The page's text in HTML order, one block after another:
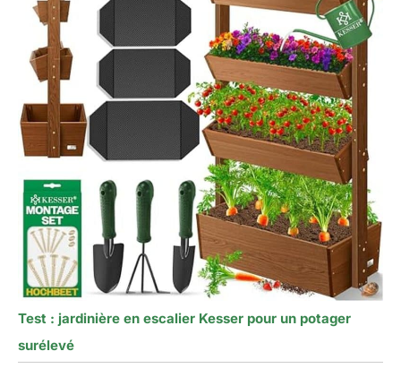
Test : jardinière en escalier Kesser pour un potager
surélevé